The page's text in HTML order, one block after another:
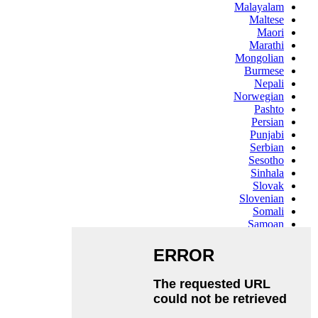
Malayalam
Maltese
Maori
Marathi
Mongolian
Burmese
Nepali
Norwegian
Pashto
Persian
Punjabi
Serbian
Sesotho
Sinhala
Slovak
Slovenian
Somali
Samoan
Swahili
Tajik